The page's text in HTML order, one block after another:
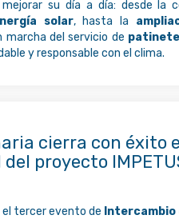
su día a día: desde la
solar, hasta la
marcha del servicio de
y responsable con el clima.
cierra con éxito
proyecto
el tercer evento de